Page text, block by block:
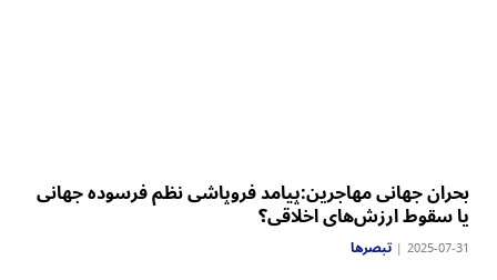
بحران جهانی مهاجرین:‏پیامد فروپاشی نظم فرسوده جهانی
یا سقوط ارزش‌های اخلاقی؟
2025-07-31 تبصرها